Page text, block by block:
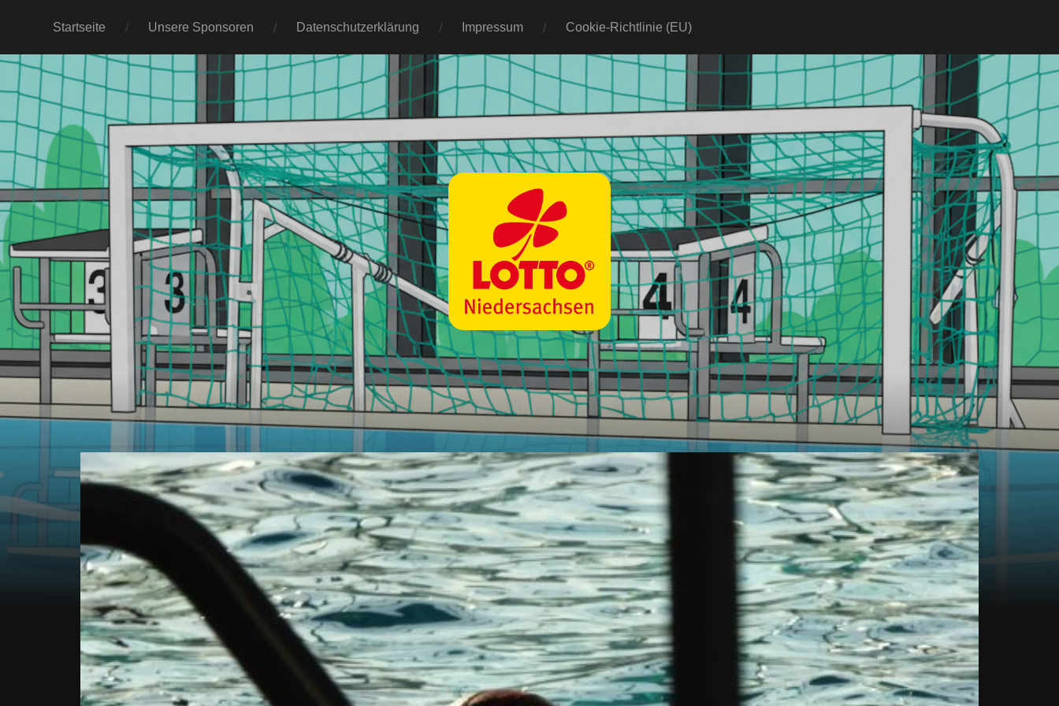
Startseite Unsere Sponsoren Datenschutzerklärung Impressum Cookie-Richtlinie (EU)
Wasserball
@
SpVg
Laatzen